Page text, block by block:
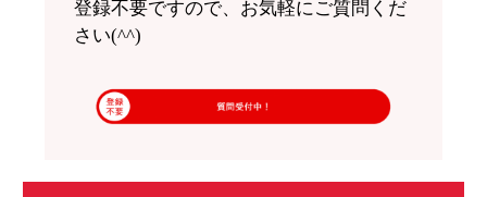
登録不要ですので、お気軽にご質問くだ
さい(^^)